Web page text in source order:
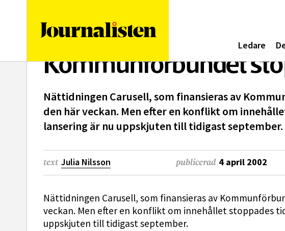
Ledare
Kommunförbundet
Nättidningen Carusell, som finansieras av
den här veckan. Men efter en konflikt om
lansering är nu uppskjuten till tidigast september.
text Julia Nilsson publicerad 4 april 2002
Nättidningen Carusell, som finansieras av
veckan. Men efter en konflikt om innehållet stoppades
uppskjuten till tidigast september.